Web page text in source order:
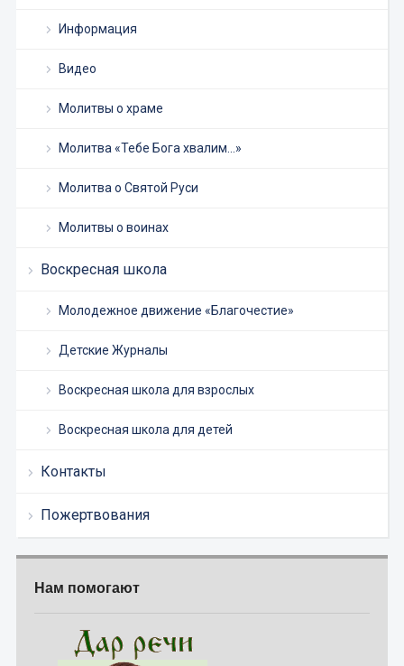
Информация
Видео
Молитвы о храме
Молитва «Тебе Бога хвалим…»
Молитва о Святой Руси
Молитвы о воинах
Воскресная школа
Молодежное движение «Благочестие»
Детские Журналы
Воскресная школа для взрослых
Воскресная школа для детей
Контакты
Пожертвования
Нам помогают